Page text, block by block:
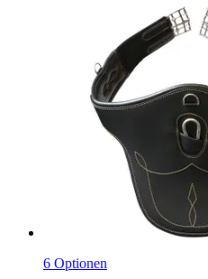
6 Optionen